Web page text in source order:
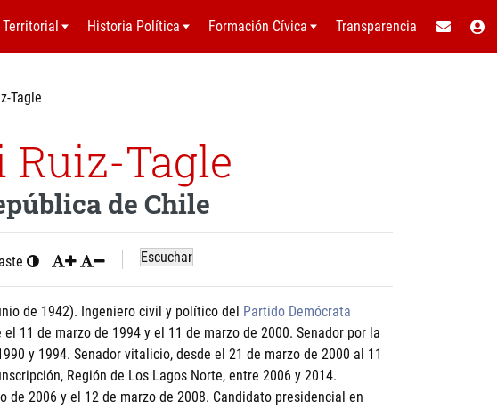
Historia Política Formación Cívica Transparencia
Tagle
Ruiz-Tagle
de Chile
Escuchar
de 1942). Ingeniero civil y político del Partido Demócrata
11 de marzo de 1994 y el 11 de marzo de 2000. Senador por la
y 1994. Senador vitalicio, desde el 21 de marzo de 2000 al 11
Región de Los Lagos Norte, entre 2006 y 2014.
de 2006 y el 12 de marzo de 2008. Candidato presidencial en